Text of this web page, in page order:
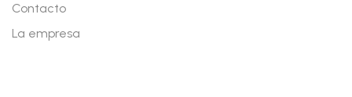
Contacto
La empresa